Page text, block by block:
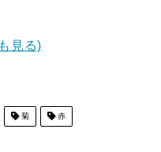
見る)
菊 赤